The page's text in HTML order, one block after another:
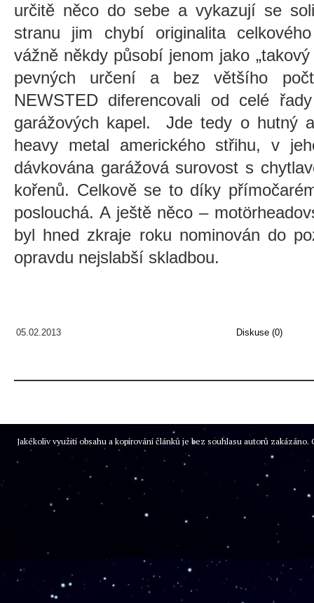
určitě něco do sebe a vykazují se
stranu jim chybí originalita
vážně někdy působí jenom jako
pevných určení abez většího
NEWSTED diferencovali od celé
garážových kapel. Jde tedy o hutný
heavy metal amerického střihu, v
dávkována garážová surovost s
kořenů. Celkově se to díky
poslouchá. A ještě něco –
byl hned zkraje roku nominován do
opravdu nejslabší skladbou.
05.02.2013 Diskuse (0)
Jakékoliv využití obsahu a kopírování článků je bez souhlasu autorů